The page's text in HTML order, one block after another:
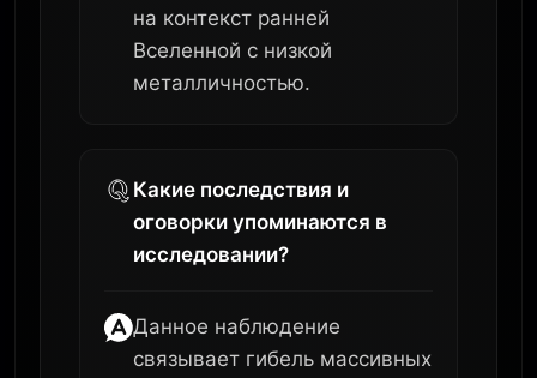
на контекст ранней
Вселенной с низкой
металличностью.
Какие последствия и
оговорки упоминаются в
исследовании?
Данное наблюдение
связывает гибель массивных